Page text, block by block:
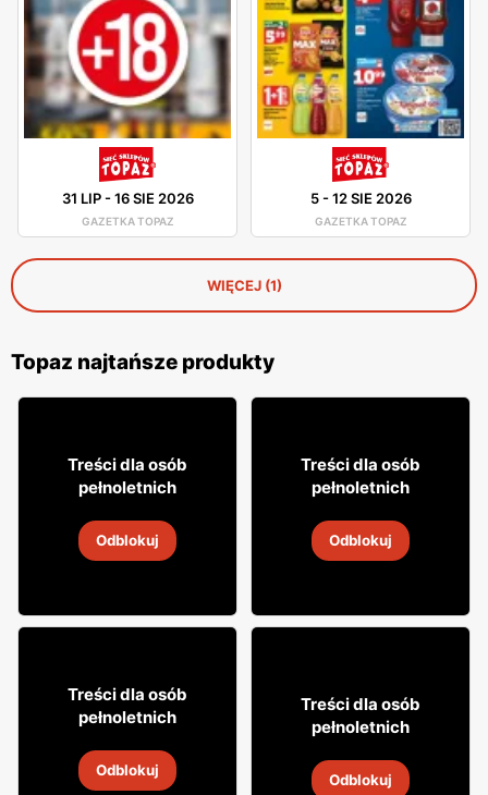
31 LIP-16 SIE 2026
GAZETKA TOPAZ
5-12 SIE 2026
GAZETKA TOPAZ
WIĘCEJ (1)
Topaz najtańsze produkty
1499
16 sie 2026
Treści dla osób
pełnoletnich
Odblokuj
3999
16 sie 2026
Treści dla osób
pełnoletnich
Odblokuj
4999
16 sie 2026
Treści dla osób
pełnoletnich
Odblokuj
1699
Wino bezalkoholowe
Cin&Cin
Treści dla osób
pełnoletnich
Odblokuj